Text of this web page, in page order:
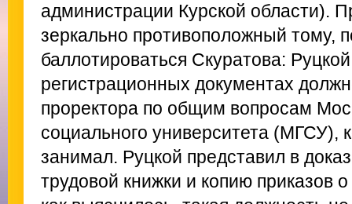
администрации Курской области).
зеркально противоположный тому,
баллотироваться Скуратова:
регистрационных документах
проректора по общим вопросам
социального университета (МГСУ),
занимал. Руцкой представил в
трудовой книжки и копию приказов